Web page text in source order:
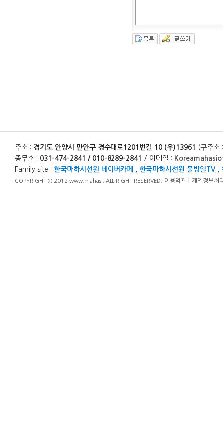
주소 : 경기도 안양시 만안구 경수대로1201번길 10 (우)13961
(구주소
종무소 : 031-474-2841 / 010-8289-2841 / 이메일 :
Family site : 한국마하시선원 네이버카페 한국마하시선원 불방일TV
COPYRIGHT © 2012 www.mahasi. ALL RIGHT RESERVED. 이용약관 개인정보처